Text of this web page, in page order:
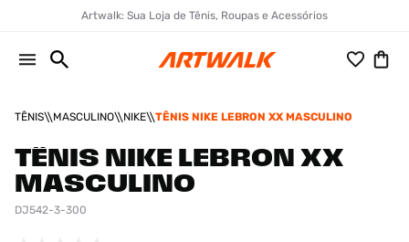
Artwalk: Sua Loja de Tênis, Roupas e Acessórios
TÊNIS MASCULINO NIKE TÊNIS NIKE LEBRON XX MASCULINO
TÊNIS NIKE LEBRON XX
MASCULINO
DJ542-3-300